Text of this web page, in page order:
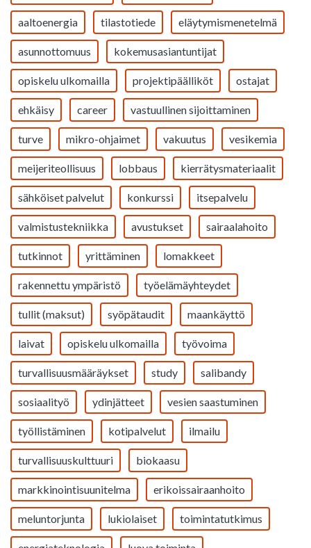
aaltoenergia tilastotiede eläytymismenetelmä
asunnottomuus kokemusasiantuntijat
opiskelu ulkomailla projektipäälliköt ostajat
ehkäisy career vastuullinen sijoittaminen
turve mikro-ohjaimet vakuutus vesikemia
meijeriteollisuus lobbaus kierrätysmateriaalit
sähköiset palvelut konkurssi itsepalvelu
valmistustekniikka avustukset sairaalahoito
tutkinnot yrittäminen lomakkeet
rakennettu ympäristö työelämäyhteydet
tullit (maksut) syöpätaudit maankäyttö
laivat opiskelu ulkomailla työvoima
turvallisuusmääräykset study salibandy
sosiaalityö ydinjätteet vesien saastuminen
työllistäminen kotipalvelut ilmailu
turvallisuuskulttuuri biokaasu
markkinointisuunitelma erikoissairaanhoito
meluntorjunta lukiolaiset toimintatutkimus